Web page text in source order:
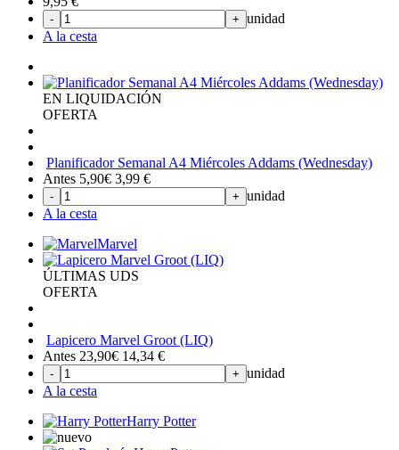
- + unidad
A la cesta
EN LIQUIDACIÓN
OFERTA
Planificador Semanal A4 Miércoles Addams (Wednesday)
Antes 5,90€ 3,99 €
- + unidad
A la cesta
Marvel
ÚLTIMAS UDS
OFERTA
Lapicero Marvel Groot (LIQ)
Antes 23,90€ 14,34 €
- + unidad
A la cesta
Harry Potter